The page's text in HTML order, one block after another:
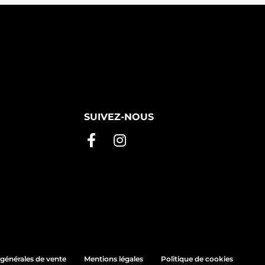
SUIVEZ-NOUS
de vente Mentions légales Politique de cookies